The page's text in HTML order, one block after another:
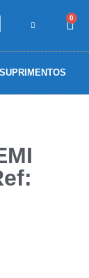
0
SUPRIMENTOS